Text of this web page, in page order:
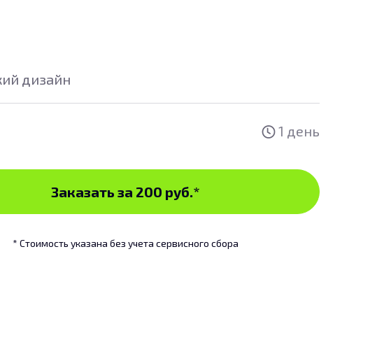
дизайн
1 день
Заказать за 200 руб.*
* Стоимость указана без учета сервисного сбора